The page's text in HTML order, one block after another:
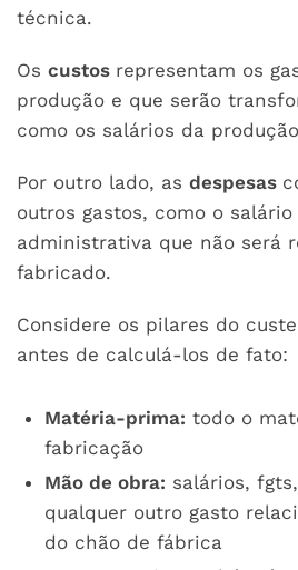
técnica.
Os custos representam os
produção e que serão
como os salários da
Por outro lado, as despesas
outros gastos, como o
administrativa que não será
fabricado.
Considere os pilares do
antes de calculá-los de fato:
Matéria-prima: todo o
fabricação
Mão de obra: salários,
qualquer outro gasto
do chão de fábrica